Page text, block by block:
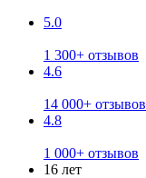
5.0
1 300+ отзывов
4.6
14 000+ отзывов
4.8
1 000+ отзывов
16 лет